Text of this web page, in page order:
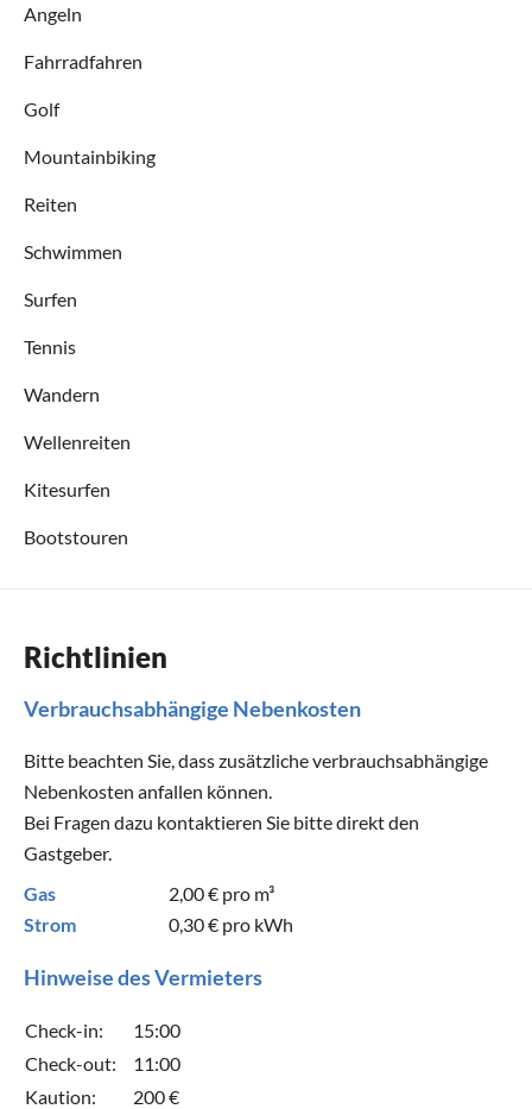
Angeln
Fahrradfahren
Golf
Mountainbiking
Reiten
Schwimmen
Surfen
Tennis
Wandern
Wellenreiten
Kitesurfen
Bootstouren
Richtlinien
Verbrauchsabhängige Nebenkosten
Bitte beachten Sie, dass zusätzliche verbrauchsabhängige
Nebenkosten anfallen können.
Bei Fragen dazu kontaktieren Sie bitte direkt den
Gastgeber.
Gas
2,00 € pro m³
Strom
0,30 € pro kWh
Hinweise des Vermieters
Check-in:
15:00
Check-out:
11:00
Kaution:
200 €